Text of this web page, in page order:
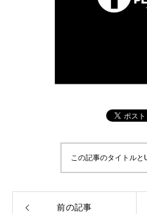
この記事のタイトルと
前の記事